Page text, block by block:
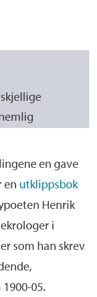
i form av
en gave
en utklippsbok
Henrik
i
som han skrev
05.